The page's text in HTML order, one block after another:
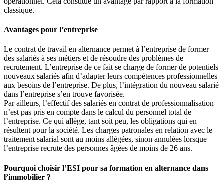
classique.
Avantages pour l’entreprise
Le contrat de travail en alternance permet à l’entreprise de former
des salariés à ses métiers et de résoudre des problèmes de
recrutement. L’entreprise de ce fait se charge de former de potentiels
nouveaux salariés afin d’adapter leurs compétences professionnelles
aux besoins de l’entreprise. De plus, l’intégration du nouveau salarié
dans l’entreprise s’en trouve favorisée.
Par ailleurs, l’effectif des salariés en contrat de professionnalisation
n’est pas pris en compte dans le calcul du personnel total de
l’entreprise. Ce qui allège, tant soit peu, les obligations qui en
résultent pour la société. Les charges patronales en relation avec le
traitement salarial sont au moins allégées, sinon annulées lorsque
l’entreprise recrute des personnes âgées de moins de 26 ans.
Pourquoi choisir l’ESI pour sa formation en alternance dans
l’immobilier ?